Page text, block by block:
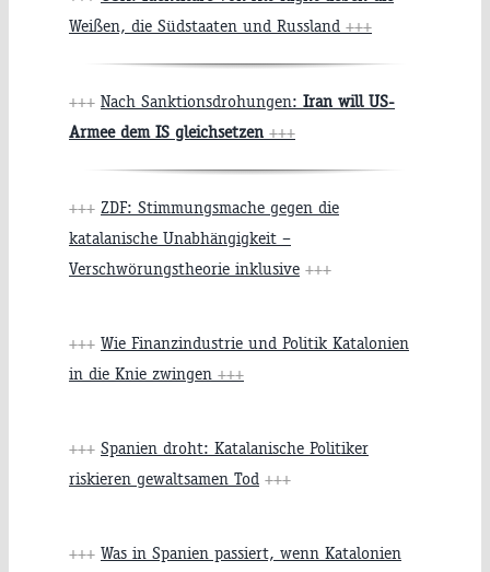
Weißen, die Südstaaten und Russland +++
+++ Nach Sanktionsdrohungen: Iran will US-
Armee dem IS gleichsetzen +++
+++ ZDF: Stimmungsmache gegen die
katalanische Unabhängigkeit –
Verschwörungstheorie inklusive +++
+++ Wie Finanzindustrie und Politik Katalonien
in die Knie zwingen +++
+++ Spanien droht: Katalanische Politiker
riskieren gewaltsamen Tod +++
+++ Was in Spanien passiert, wenn Katalonien